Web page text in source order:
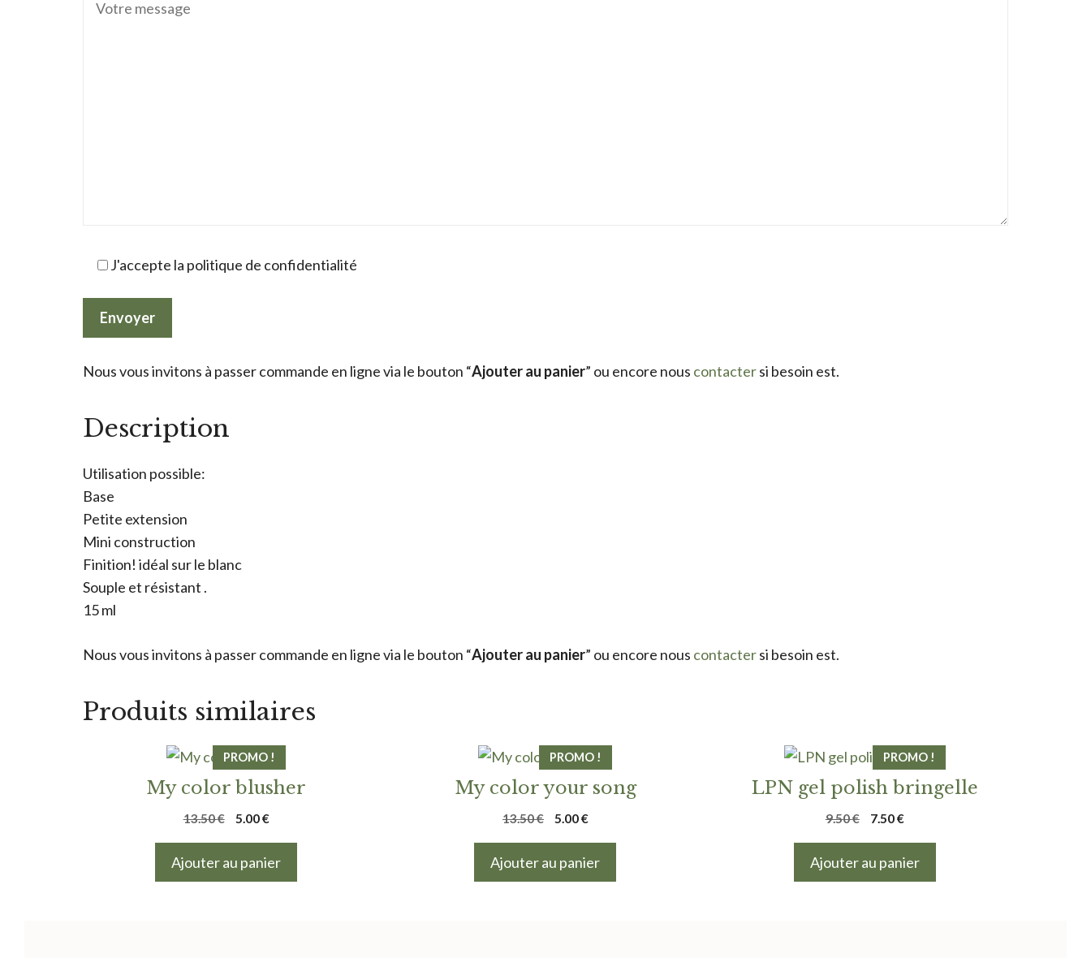
J'accepte la politique de confidentialité
Nous vous invitons à passer commande en ligne via le bouton “Ajouter au panier” ou encore nous contactersi besoin est.
Description
Utilisation possible:
Base
Petite extension
Mini construction
Finition! idéal sur le blanc
Souple et résistant .
15 ml
Nous vous invitons à passer commande en ligne via le bouton “Ajouter au panier” ou encore nous contactersi besoin est.
Produits similaires
PROMO !
My color blusher
13.50€
Le
initial
5.00€Le
Ajouter au panier
PROMO !
My color your song
13.50€
Le
initial
5.00€Le
Ajouter au panier
PROMO !
LPN gel polish bringelle
9.50€
Le
7.50€Le
actuel
Ajouter au panier